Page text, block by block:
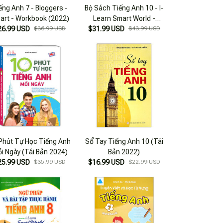
Anh 7 - Bloggers -
- Workbook (2022)
USD
$36.99 USD
Bộ Sách Tiếng Anh 10 - I-
Learn Smart World -
Student's Book + Workbook
$31.99 USD $43.99 USD
Tự Học Tiếng Anh
Ngày (Tái Bản 2024)
USD
$35.99 USD
Sổ Tay Tiếng Anh 10 (Tái
Bản 2022)
$16.99 USD $22.99 USD